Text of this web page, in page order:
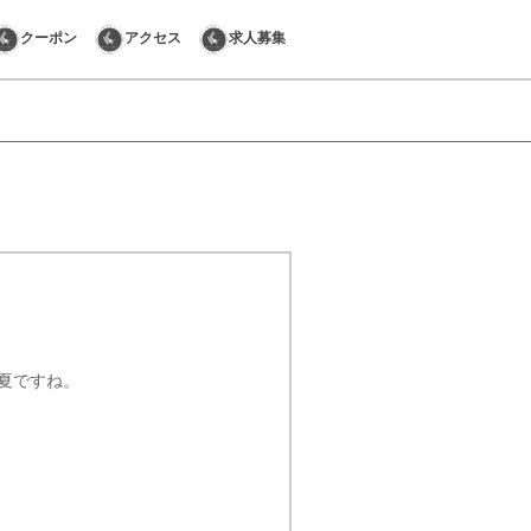
クーポン アクセス 求人募集
ですね。